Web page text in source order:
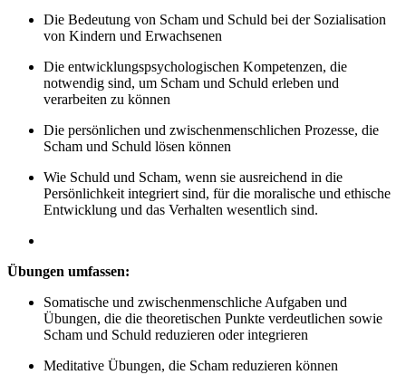
Die Bedeutung von Scham und Schuld bei der Sozialisation
von Kindern und Erwachsenen
Die entwicklungspsychologischen Kompetenzen, die
notwendig sind, um Scham und Schuld erleben und
verarbeiten zu können
Die persönlichen und zwischenmenschlichen Prozesse, die
Scham und Schuld lösen können
Wie Schuld und Scham, wenn sie ausreichend in die
Persönlichkeit integriert sind, für die moralische und ethische
Entwicklung und das Verhalten wesentlich sind.
Übungen umfassen:
Somatische und zwischenmenschliche Aufgaben und
Übungen, die die theoretischen Punkte verdeutlichen sowie
Scham und Schuld reduzieren oder integrieren
Meditative Übungen, die Scham reduzieren können